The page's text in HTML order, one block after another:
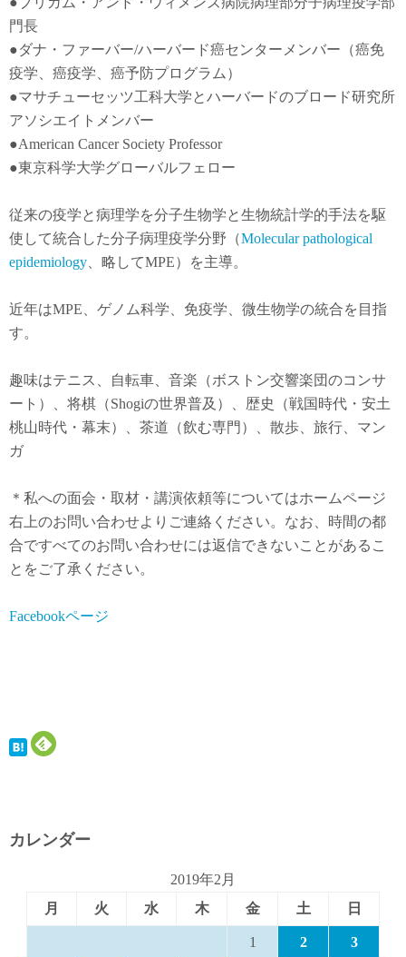
門長
●ダナ・ファーバー/ハーバード癌センターメンバー（癌免
疫学
癌疫学 、癌予防プログラム）
●マサチューセッツ工科大学とハーバードのブロード研究所
アソシエイトメンバー
●American Cancer Society Professor
●東京科学大学グローバルフェロー
従来の疫学と病理学を分子生物学と生物統計学的手法を駆
使して統合した分子病理疫学分野（Molecular pathological
epidemiology 、略してMPE）を主導。
近年はMPE 、ゲノム科学、免疫学、微生物学の統合を目指
す。
趣味はテニス、自転車、音楽（ボストン交響楽団のコンサ
ート）、将棋（Shogiの世界普及）、歴史（戦国時代・安土
桃山時代・幕末）、茶道（飲む専門）、散歩、旅行、マン
ガ
＊私への面会・取材・講演依頼等についてはホームページ
右上のお問い合わせよりご連絡ください。なお、時間の都
合ですべてのお問い合わせには返信できないことがあるこ
とをご了承ください。
Facebookページ
カレンダー
2019年2月
月
火 水 木 金 土 日
1 2 3